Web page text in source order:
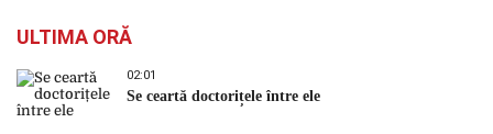
ULTIMA ORĂ
02:01
Se ceartă doctorițele între ele